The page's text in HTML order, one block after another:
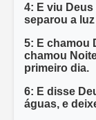
4: E viu
separou a
5: E chamou
chamou
primeiro dia.
6: E disse
águas, e